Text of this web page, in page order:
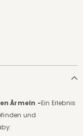
Ärmeln -Ein Erlebnis
und